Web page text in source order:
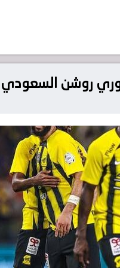
2024-25؟ وما أسعارها؟